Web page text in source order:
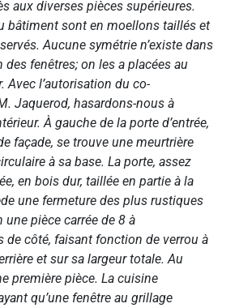
aux diverses pièces supérieures.
bâtiment sont en moellons taillés et
Aucune symétrie n’existe dans
fenêtres; on les a placées au
Avec l’autorisation du co-
Jaquerod, hasardons-nous à
À gauche de la porte d’entrée,
façade, se trouve une meurtrière
à sa base. La porte, assez
en bois dur, taillée en partie à la
une fermeture des plus rustiques
une pièce carrée de 8 à
de côté, faisant fonction de verrou à
et sur sa largeur totale. Au
première pièce. La cuisine
qu’une fenêtre au grillage